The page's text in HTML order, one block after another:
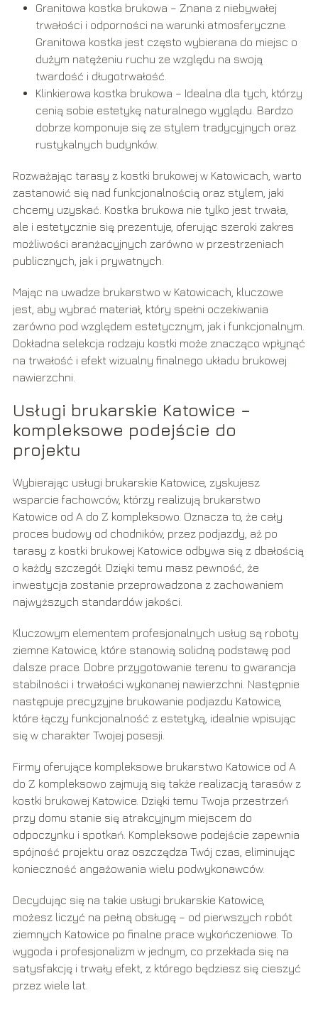
Granitowa kostka brukowa – Znana z niebywałej
trwałości i odporności na warunki atmosferyczne.
Granitowa kostka jest często wybierana do miejsc o
dużym natężeniu ruchu ze względu na swoją
twardość i długotrwałość.
Klinkierowa kostka brukowa – Idealna dla tych, którzy
cenią sobie estetykę naturalnego wyglądu. Bardzo
dobrze komponuje się ze stylem tradycyjnych oraz
rustykalnych budynków.
Rozważając tarasy z kostki brukowej w Katowicach, warto
zastanowić się nad funkcjonalnością oraz stylem, jaki
chcemy uzyskać. Kostka brukowa nie tylko jest trwała,
ale i estetycznie się prezentuje, oferując szeroki zakres
możliwości aranżacyjnych zarówno w przestrzeniach
publicznych, jak i prywatnych.
Mając na uwadze brukarstwo w Katowicach, kluczowe
jest, aby wybrać materiał, który spełni oczekiwania
zarówno pod względem estetycznym, jak i funkcjonalnym.
Dokładna selekcja rodzaju kostki może znacząco wpłynąć
na trwałość i efekt wizualny finalnego układu brukowej
nawierzchni.
Usługi brukarskie Katowice –
kompleksowe podejście do
projektu
Wybierając usługi brukarskie Katowice, zyskujesz
wsparcie fachowców, którzy realizują brukarstwo
Katowice od A do Z kompleksowo. Oznacza to, że cały
proces budowy od chodników, przez podjazdy, aż po
tarasy z kostki brukowej Katowice odbywa się z dbałością
o każdy szczegół. Dzięki temu masz pewność, że
inwestycja zostanie przeprowadzona z zachowaniem
najwyższych standardów jakości.
Kluczowym elementem profesjonalnych usług są roboty
ziemne Katowice, które stanowią solidną podstawę pod
dalsze prace. Dobre przygotowanie terenu to gwarancja
stabilności i trwałości wykonanej nawierzchni. Następnie
następuje precyzyjne brukowanie podjazdu Katowice,
które łączy funkcjonalność z estetyką, idealnie wpisując
się w charakter Twojej posesji.
Firmy oferujące kompleksowe brukarstwo Katowice od A
do Z kompleksowo zajmują się także realizacją tarasów z
kostki brukowej Katowice. Dzięki temu Twoja przestrzeń
przy domu stanie się atrakcyjnym miejscem do
odpoczynku i spotkań. Kompleksowe podejście zapewnia
spójność projektu oraz oszczędza Twój czas, eliminując
konieczność angażowania wielu podwykonawców.
Decydując się na takie usługi brukarskie Katowice,
możesz liczyć na pełną obsługę – od pierwszych robót
ziemnych Katowice po finalne prace wykończeniowe. To
wygoda i profesjonalizm w jednym, co przekłada się na
satysfakcję i trwały efekt, z którego będziesz się cieszyć
przez wiele lat.